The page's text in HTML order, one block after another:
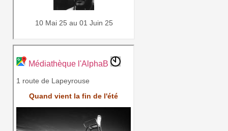
10 Mai 25 au 01 Juin 25
Médiathèque l'AlphaB
1 route de Lapeyrouse
Quand vient la fin de l'été